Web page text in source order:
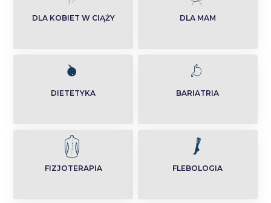
DLA KOBIET W CIĄŻY DLA MAM
DIETETYKA BARIATRIA
FIZJOTERAPIA FLEBOLOGIA